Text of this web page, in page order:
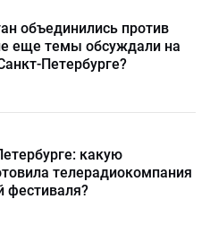
объединились против
еще темы обсуждали на
Петербурге?
какую
телерадиокомпания
фестиваля?